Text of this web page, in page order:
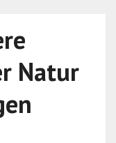
Natur